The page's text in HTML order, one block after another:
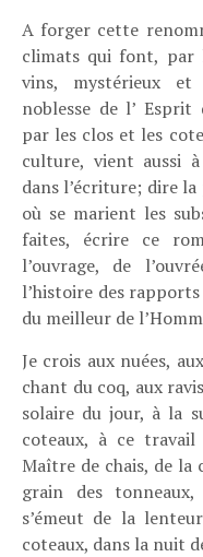
A forger cette
climats qui font, par
vins, mystérieux
noblesse de l’
par les clos et les
culture, vient aussi
dans l’écriture; dire
où se marient les
faites, écrire ce
l’ouvrage, de
l’histoire des
du meilleur de
Je crois aux nuées,
chant du coq, aux
solaire du jour, à la
coteaux, à ce
Maître de chais, de la
grain des
s’émeut de la
coteaux, dans la nuit